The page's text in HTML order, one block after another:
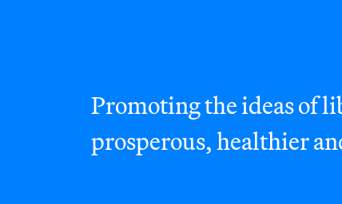
Promoting the ideas of
prosperous, healthier